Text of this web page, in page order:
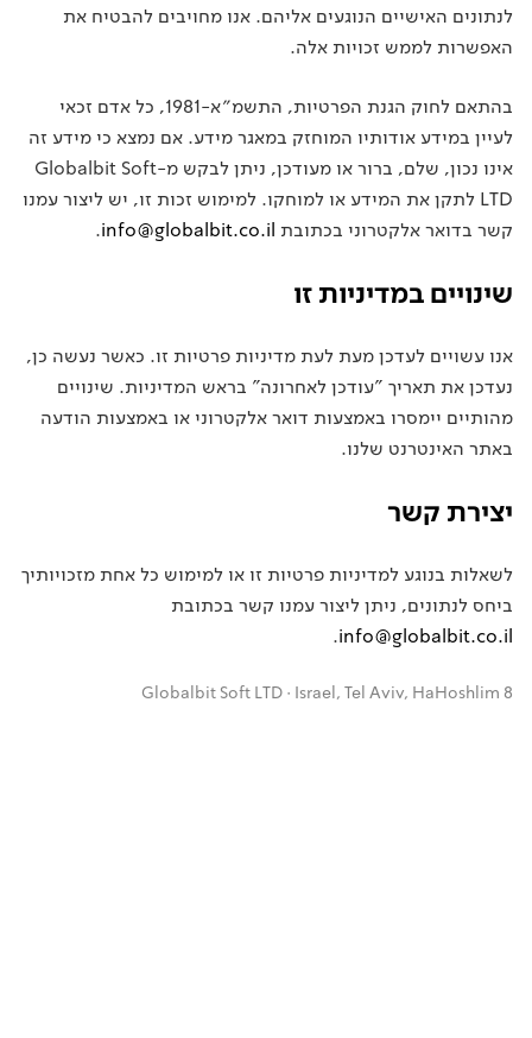
לנתונים האישיים הנוגעים אליהם. אנו מחויבים להבטיח את
האפשרות לממש זכויות אלה.
בהתאם לחוק הגנת הפרטיות, התשמ״א-1981, כל אדם זכאי
לעיין במידע אודותיו המוחזק במאגר מידע. אם נמצא כי מידע זה
אינו נכון, שלם, ברור או מעודכן, ניתן לבקש מ-Globalbit Soft
LTD לתקן את המידע או למוחקו. למימוש זכות זו, יש ליצור עמנו
קשר בדואר אלקטרוני בכתובת info@globalbit.co.il
.
שינויים במדיניות זו
אנו עשויים לעדכן מעת לעת מדיניות פרטיות זו. כאשר נעשה כן,
נעדכן את תאריך "עודכן לאחרונה" בראש המדיניות. שינויים
מהותיים יימסרו באמצעות דואר אלקטרוני או באמצעות הודעה
באתר האינטרנט שלנו.
יצירת קשר
לשאלות בנוגע למדיניות פרטיות זו או למימוש כל אחת מזכויותיך
ביחס לנתונים, ניתן ליצור עמנו קשר בכתובת
info@globalbit.co.il
.
Globalbit Soft LTD · Israel, Tel Aviv, HaHoshlim 8